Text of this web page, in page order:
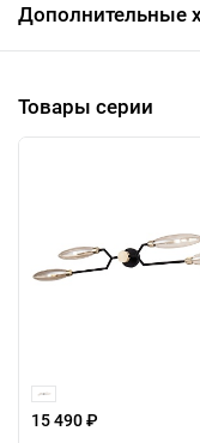
Дополнительные
Товары серии
15 490 ₽